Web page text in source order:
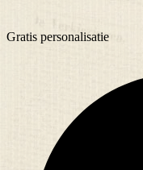
Gratis personalisatie